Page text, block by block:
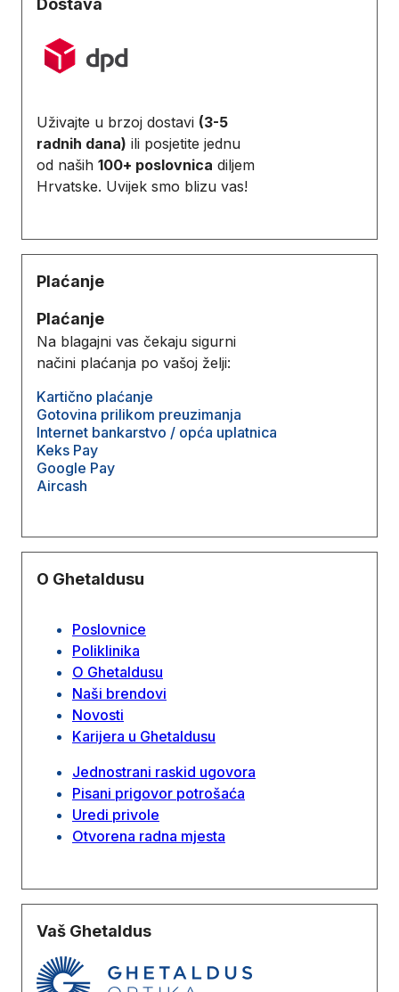
Uživajte u brzoj dostavi (3-5
radnih dana) ili posjetite jednu
od naših 100+ poslovnica diljem
Hrvatske. Uvijek smo blizu vas!
Plaćanje
Plaćanje
Na blagajni vas čekaju sigurni
načini plaćanja po vašoj želji:
Kartično plaćanje
Gotovina prilikom preuzimanja
Internet bankarstvo / opća uplatnica
Keks Pay
Google Pay
Aircash
O Ghetaldusu
Poslovnice
Poliklinika
O Ghetaldusu
Naši brendovi
Novosti
Karijera u Ghetaldusu
Jednostrani raskid ugovora
Pisani prigovor potrošaća
Uredi privole
Otvorena radna mjesta
Vaš Ghetaldus